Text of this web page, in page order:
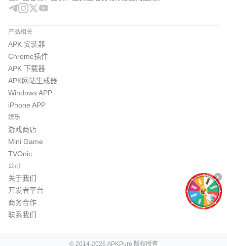
产品相关
APK 安装器
Chrome插件
APK 下载器
APK网站生成器
Windows APP
iPhone APP
娱乐
游戏商店
Mini Game
TVOnic
公司
关于我们
开发者平台
商务合作
联系我们
© 2014-2026 APKPure 版权所有